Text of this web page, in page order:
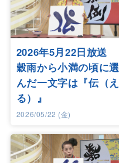
2026年5月22日放送
穀雨から小満の頃に選
んだ一文字は『伝（え
る）』
2026/05/22 (金)